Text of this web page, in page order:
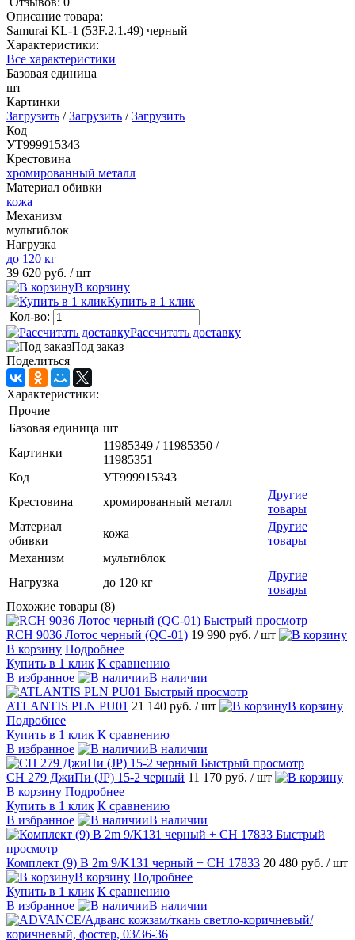
Описание товара:
Samurai KL-1 (53F.2.1.49) черный
Характеристики:
Все характеристики
Базовая единица
шт
Картинки
Загрузить /Загрузить /Загрузить
Код
УТ999915343
Крестовина
хромированный металл
Материал обивки
кожа
Механизм
мультиблок
Нагрузка
до 120 кг
39 620 руб. / шт
В корзину
Купить в 1 клик
Кол-во:
Рассчитать доставку
Под заказ
Поделиться
Характеристики:
Прочие
Базовая единица шт
Картинки
11985349 / 11985350 /
11985351
Код
УТ999915343
Крестовина
хромированный металл
Другие
товары
Материал
обивки
кожа
Другие
товары
Механизм
мультиблок
Нагрузка
до 120 кг
Другие
товары
Похожие товары (8)
Быстрый просмотр
RCH 9036 Лотос черный (QC-01) 19 990 руб. / шт
В корзину Подробнее
Купить в 1 клик К сравнению
В избранное
В наличии
Быстрый просмотр
ATLANTIS PLN PU01 21 140 руб. / шт
В корзину
Подробнее
Купить в 1 клик К сравнению
В избранное
В наличии
Быстрый просмотр
CH 279 ДжиПи (JP) 15-2 черный 11 170 руб. / шт
В корзину Подробнее
Купить в 1 клик К сравнению
В избранное
В наличии
Быстрый
просмотр
Комплект (9) B 2m 9/K131 черный + СН 17833 20 480 руб. / шт
В корзину Подробнее
Купить в 1 клик К сравнению
В избранное
В наличии